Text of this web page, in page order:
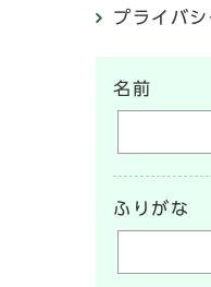
プライバ
名前
ふりがな